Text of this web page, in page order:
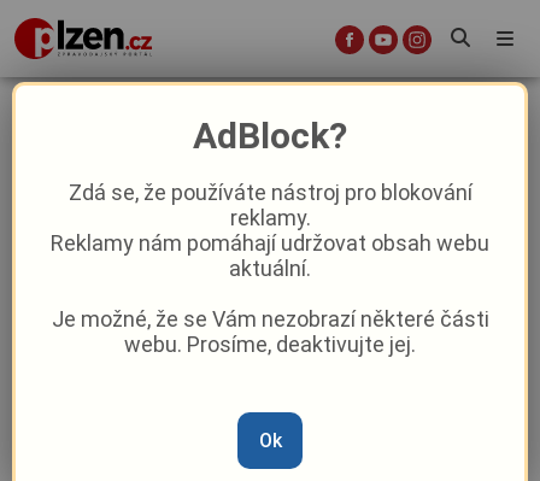
Nová výstava v Rokycanech potěší
i milovníky vojenské historie
Z kraje
11. 1. 2025|11:57
AdBlock?
Zdá se, že používáte nástroj pro blokování
reklamy.
Reklamy nám pomáhají udržovat obsah webu
aktuální.
Je možné, že se Vám nezobrazí některé části
webu. Prosíme, deaktivujte jej.
Ok